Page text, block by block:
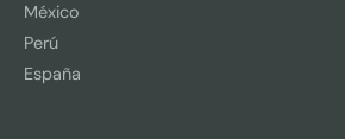
México
Perú
España